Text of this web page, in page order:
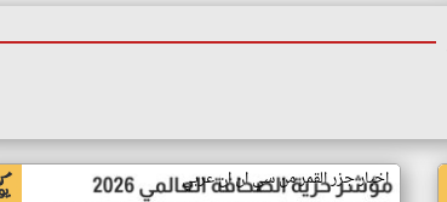
اخبار جزر القمر من سي ان ان عربي